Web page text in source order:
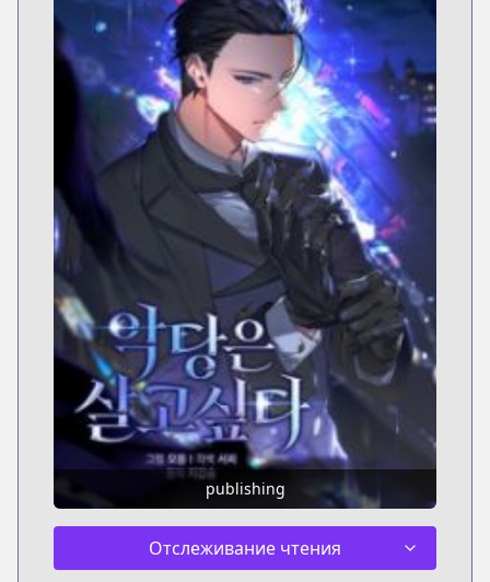
publishing
Отслеживание чтения